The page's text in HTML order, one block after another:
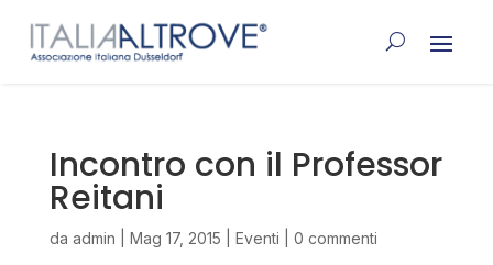
Incontro con il Professor
Reitani
da admin Mag 17, 2015 Eventi 0 commenti